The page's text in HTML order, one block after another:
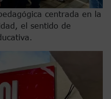
centrada en la
el sentido de